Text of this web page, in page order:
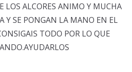
LOS ALCORES ANIMO Y MUCHA
Y SE PONGAN LA MANO EN EL
TODO POR LO QUE